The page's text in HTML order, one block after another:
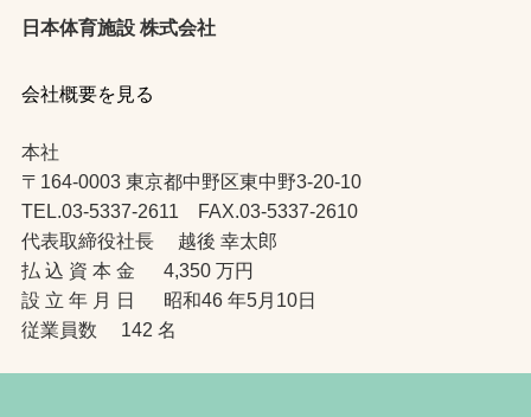
日本体育施設 株式会社
会社概要を見る
本社
〒164-0003 東京都中野区東中野3-20-10
TEL.03-5337-2611 FAX.03-5337-2610
代表取締役社長 越後 幸太郎
払 込 資 本 金 4,350 万円
設 立 年 月 日 昭和46 年5月10日
従業員数 142 名